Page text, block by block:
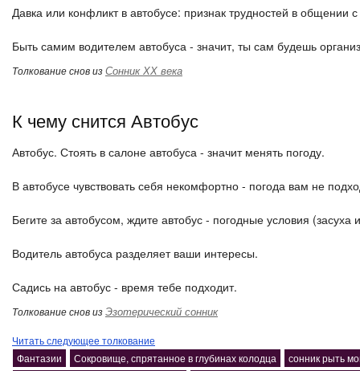
Давка или конфликт в автобусе: признак трудностей в общении
Быть самим водителем автобуса - значит, ты сам будешь
Толкование снов изСонник ХХ века
К чему снится Автобус
Автобус. Стоять в салоне автобуса - значит менять погоду.
В автобусе чувствовать себя некомфортно - погода вам не
Бегите за автобусом, ждите автобус - погодные условия (засуха
Водитель автобуса разделяет ваши интересы.
Садись на автобус - время тебе подходит.
Толкование снов изЭзотерический сонник
Читать следующее толкование
Фантазии
Сокровище, спрятанное в глубинах колодца
сонник рыть